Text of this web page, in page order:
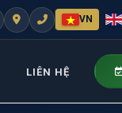
VN
LIÊN HỆ